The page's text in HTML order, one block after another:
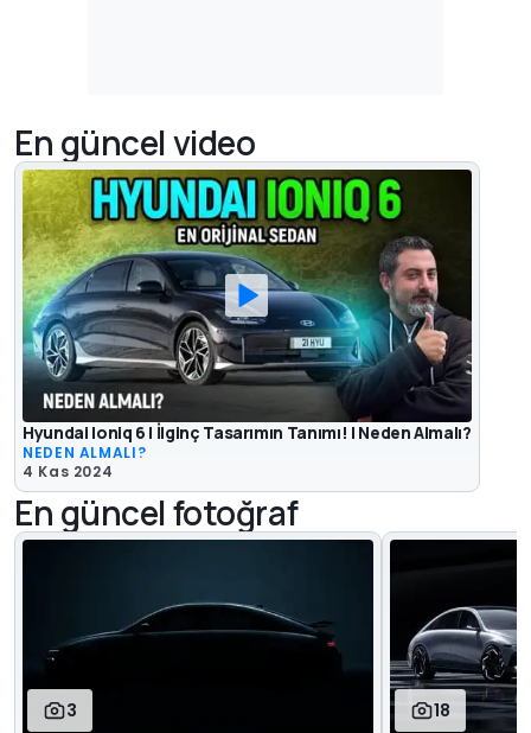
En güncel video
Hyundai Ioniq 6 | İlginç Tasarımın Tanımı! | Neden Almalı?
NEDEN ALMALI?
4 Kas 2024
En güncel fotoğraf
3 18